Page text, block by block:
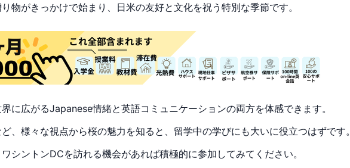
物がきっかけで始まり、日米の友好と文化を祝う特別な季節です。
に広がるJapanese情緒と英語コミュニケーションの両方を体感できます。
、様々な視点から桜の魅力を知ると、留学中の学びにも大いに役立つはずです。
シントンDCを訪れる機会があれば積極的に参加してみてください。